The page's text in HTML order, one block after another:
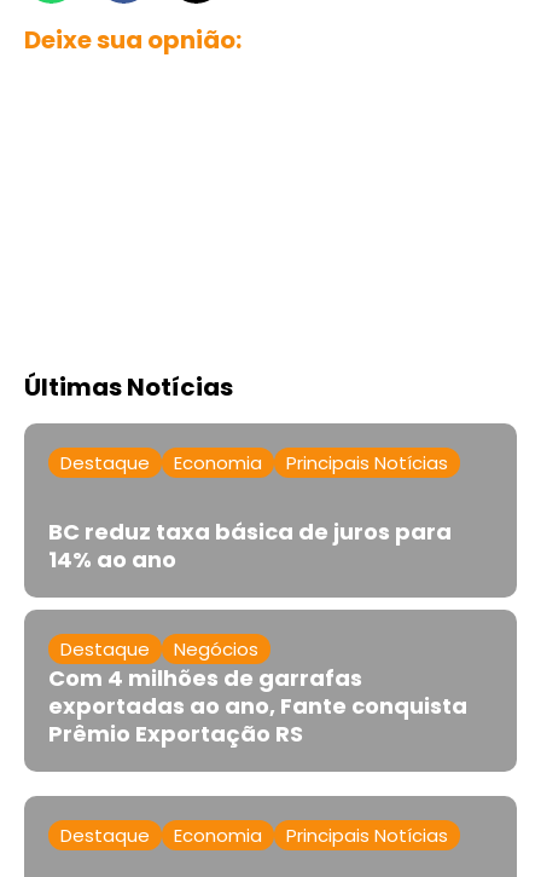
Deixe sua opnião:
Últimas Notícias
Destaque Economia Principais Notícias
BC reduz taxa básica de juros para
14% ao ano
Destaque Negócios
Com 4 milhões de garrafas
exportadas ao ano, Fante conquista
Prêmio Exportação RS
Destaque Economia Principais Notícias